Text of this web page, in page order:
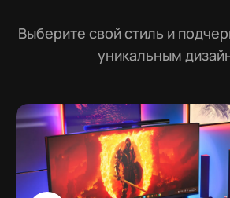
Выберите свой стиль и
уникальным